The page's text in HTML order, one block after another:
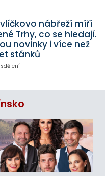
nábřeží míří
Trhy, co se hledají.
novinky i více než
stánků